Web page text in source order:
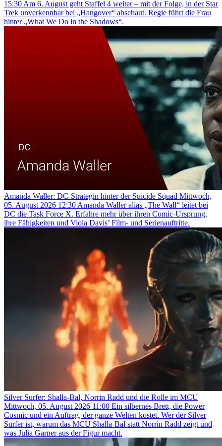
15:30 Am 6. August geht Staffel 4 weiter – mit der Folge, in der Star
Trek unverkennbar bei „Hangover“ abschaut. Regie führt die Frau
hinter „What We Do in the Shadows“.
Amanda Waller: DC-Strategin hinter der Suicide Squad Mittwoch,
05. August 2026 12:30 Amanda Waller alias „The Wall“ leitet bei
DC die Task Force X. Erfahre mehr über ihren Comic-Ursprung,
ihre Fähigkeiten und Viola Davis’ Film- und Serienauftritte.
Silver Surfer: Shalla-Bal, Norrin Radd und die Rolle im MCU
Mittwoch, 05. August 2026 11:00 Ein silbernes Brett, die Power
Cosmic und ein Auftrag, der ganze Welten kostet. Wer der Silver
Surfer ist, warum das MCU Shalla-Bal statt Norrin Radd zeigt und
was Julia Garner aus der Figur macht.